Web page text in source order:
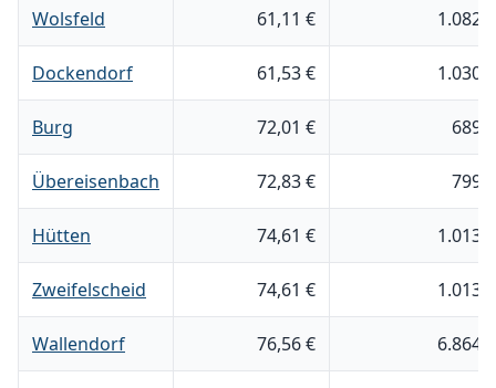
Wolsfeld 61,11 € 1.082
Dockendorf 61,53 € 1.030
Burg 72,01 € 689
Übereisenbach 72,83 € 799
Hütten 74,61 € 1.013
Zweifelscheid 74,61 € 1.013
Wallendorf 76,56 € 6.864